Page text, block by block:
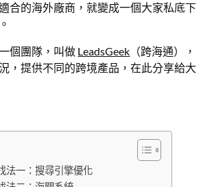
合的海外廠商，就變成一個大家私底下
個團隊，叫做 LeadsGeek （跨海通），
，提供不同的跨境產品，在此分享給大
法一：搜尋引擎優化